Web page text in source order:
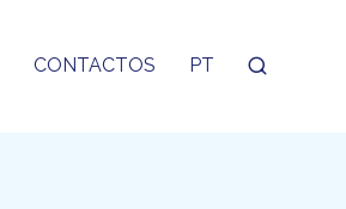
CONTACTOS PT